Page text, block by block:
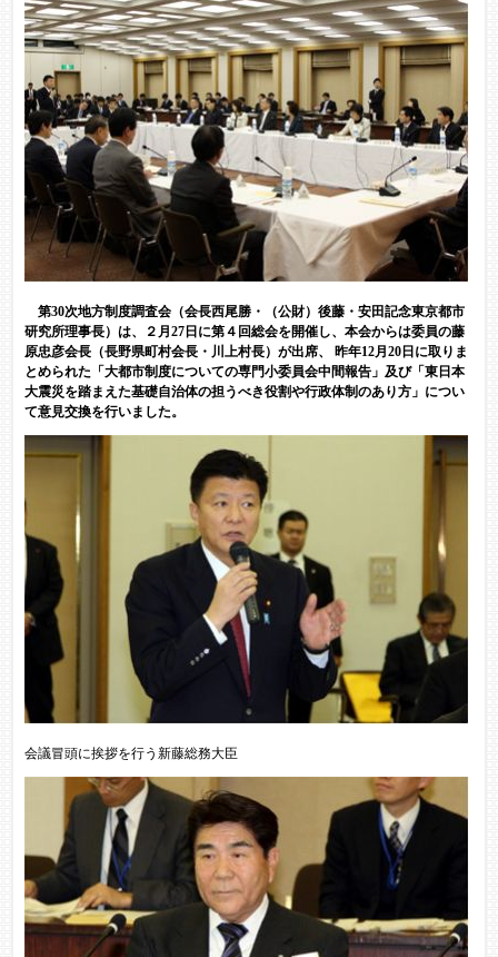
第30次地方制度調査会（会長西尾勝・（公財）後藤・安田記念東京都市
研究所理事長）は、２月27日に第４回総会を開催し、本会からは委員の藤
原忠彦会長（長野県町村会長・川上村長）が出席、 昨年12月20日に取りま
とめられた「大都市制度についての専門小委員会中間報告」及び「東日本
大震災を踏まえた基礎自治体の担うべき役割や行政体制のあり方」につい
て意見交換を行いました。
会議冒頭に挨拶を行う新藤総務大臣